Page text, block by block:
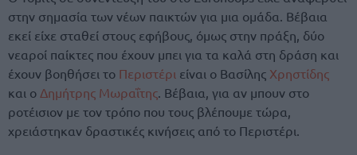
στην σημασία των νέων παικτών για μια ομάδα. Βέβαια
εκεί είχε σταθεί στους εφήβους, όμως στην πράξη, δύο
νεαροί παίκτες που έχουν μπει για τα καλά στη δράση και
έχουν βοηθήσει το Περιστέρι είναι ο Βασίλης Χρηστίδης
και ο Δημήτρης Μωραΐτης . Βέβαια, για αν μπουν στο
ροτέισιον με τον τρόπο που τους βλέπουμε τώρα,
χρειάστηκαν δραστικές κινήσεις από το Περιστέρι.